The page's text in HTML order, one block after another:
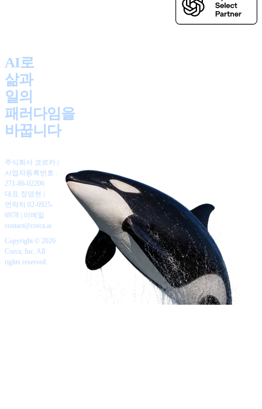
AI로
삶과
일의
패러다임을
바꿉니다
주식회사 코르카 |
사업자등록번호 :
271-86-02206
대표 정영현 |
연락처 02-6925-
6978 | 이메일
contact@corca.ai
Copyright © 2026
Corca, Inc. All
rights reserved.